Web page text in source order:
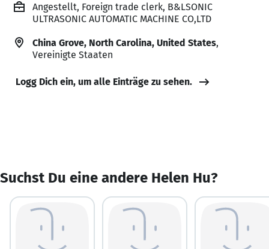
Angestellt, Foreign trade clerk, B&LSONIC
ULTRASONIC AUTOMATIC MACHINE CO,LTD
China Grove, North Carolina, United States,
Vereinigte Staaten
Logg Dich ein, um alle Einträge zu sehen.
Suchst Du eine andere Helen Hu?